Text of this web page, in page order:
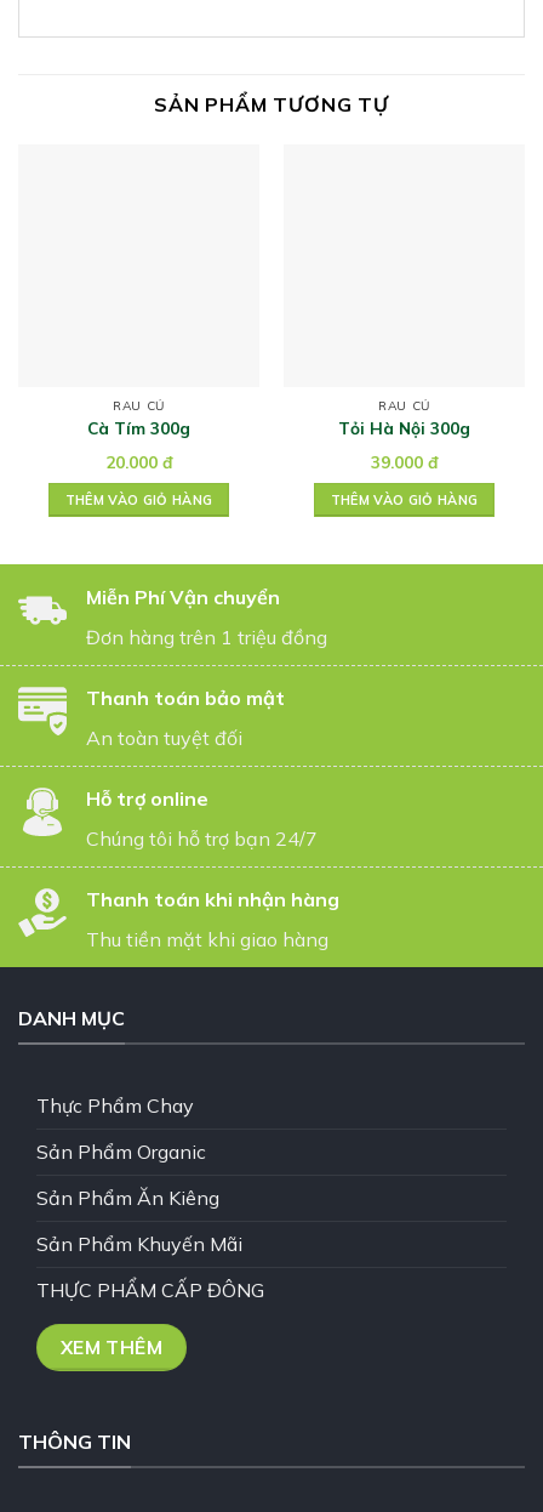
SẢN PHẨM TƯƠNG TỰ
RAU CỦ
Cà Tím 300g
20.000 đ
THÊM VÀO GIỎ HÀNG
RAU CỦ
Tỏi Hà Nội 300g
39.000 đ
THÊM VÀO GIỎ HÀNG
Miễn Phí Vận chuyển
Đơn hàng trên 1 triệu đồng
Thanh toán bảo mật
An toàn tuyệt đối
Hỗ trợ online
Chúng tôi hỗ trợ bạn 24/7
Thanh toán khi nhận hàng
Thu tiền mặt khi giao hàng
DANH MỤC
Thực Phẩm Chay
Sản Phẩm Organic
Sản Phẩm Ăn Kiêng
Sản Phẩm Khuyến Mãi
THỰC PHẨM CẤP ĐÔNG
XEM THÊM
THÔNG TIN